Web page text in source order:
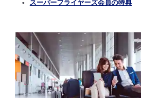
スーパーフライヤーズ会員の特典